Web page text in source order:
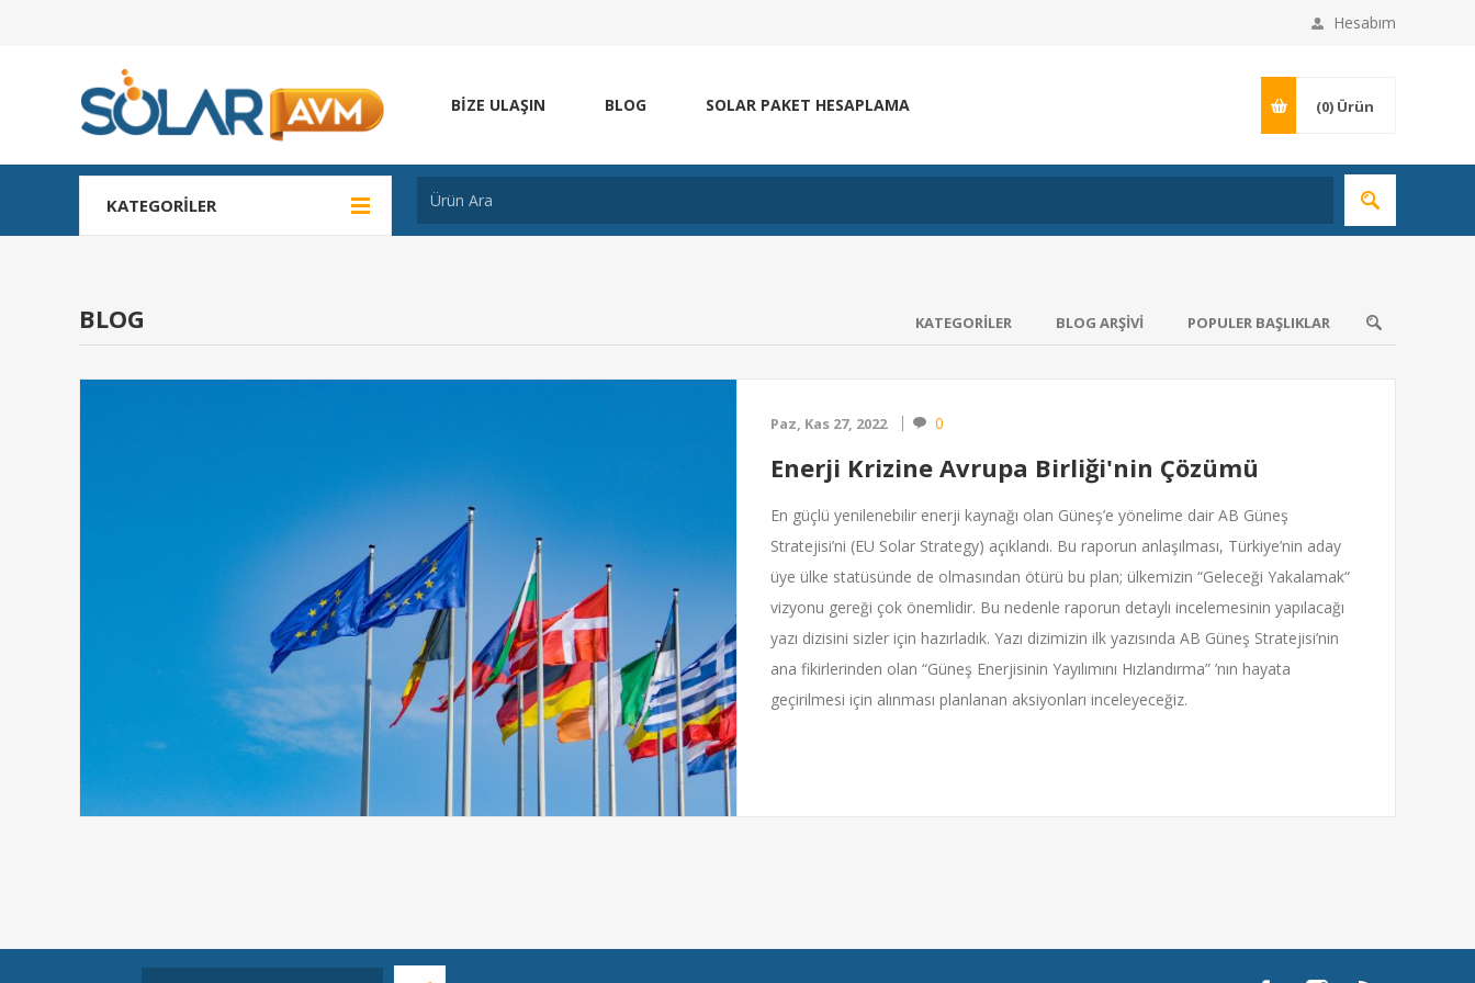
Hesabım
BIZE ULAŞIN BLOG SOLAR PAKET HESAPLAMA (0) Ürün
KATEGORILER
BLOG
Paz, Kas 27, 2022 0
Enerji Krizine Avrupa Birliği'nin Çözümü
En güçlü yenilenebilir enerji kaynağı olan Güneş’e yönelime dair AB Güneş
Stratejisi’ni (EU Solar Strategy) açıklandı. Bu raporun anlaşılması, Türkiye’nin aday
üye ülke statüsünde de olmasından ötürü bu plan; ülkemizin “Geleceği Yakalamak“
vizyonu gereği çok önemlidir. Bu nedenle raporun detaylı incelemesinin yapılacağı
yazı dizisini sizler için hazırladık. Yazı dizimizin ilk yazısında AB Güneş Stratejisi’nin
ana fikirlerinden olan “Güneş Enerjisinin Yayılımını Hızlandırma” ’nın hayata
geçirilmesi için alınması planlanan aksiyonları inceleyeceğiz.
KATEGORILER BLOG ARŞIVI POPULER BAŞLIKLAR